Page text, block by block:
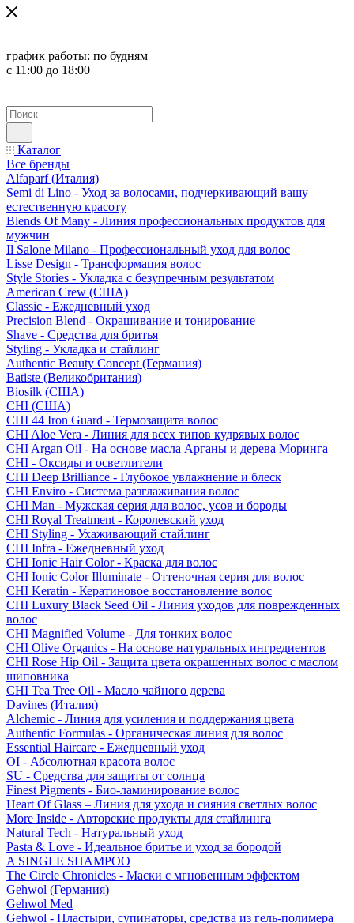
график работы: по будням
с 11:00 до 18:00
Каталог
Все бренды
Alfaparf (Италия)
Semi di Lino - Уход за волосами, подчеркивающий вашу
естественную красоту
Blends Of Many - Линия профессиональных продуктов для
мужчин
Il Salone Milano - Профессиональный уход для волос
Lisse Design - Трансформация волос
Style Stories - Укладка с безупречным результатом
American Crew (США)
Classic - Ежедневный уход
Precision Blend - Окрашивание и тонирование
Shave - Средства для бритья
Styling - Укладка и стайлинг
Authentic Beauty Concept (Германия)
Batiste (Великобритания)
Biosilk (США)
CHI (США)
CHI 44 Iron Guard - Термозащита волос
CHI Aloe Vera - Линия для всех типов кудрявых волос
CHI Argan Oil - На основе масла Арганы и дерева Моринга
CHI - Оксиды и осветлители
CHI Deep Brilliance - Глубокое увлажнение и блеск
CHI Enviro - Система разглаживания волос
CHI Man - Мужская серия для волос, усов и бороды
CHI Royal Treatment - Королевский уход
CHI Styling - Ухаживающий стайлинг
CHI Infra - Ежедневный уход
CHI Ionic Hair Color - Краска для волос
CHI Ionic Color Illuminate - Оттеночная серия для волос
CHI Keratin - Кератиновое восстановление волос
CHI Luxury Black Seed Oil - Линия уходов для поврежденных
волос
CHI Magnified Volume - Для тонких волос
CHI Olive Organics - На основе натуральных ингредиентов
CHI Rose Hip Oil - Защита цвета окрашенных волос с маслом
шиповника
CHI Tea Tree Oil - Масло чайного дерева
Davines (Италия)
Alchemic - Линия для усиления и поддержания цвета
Authentic Formulas - Органическая линия для волос
Essential Haircare - Eжедневный уход
OI - Абсолютная красота волос
SU - Средства для защиты от солнца
Finest Pigments - Био-ламинирование волос
Heart Of Glass – Линия для ухода и сияния светлых волос
More Inside - Авторские продукты для стайлинга
Natural Tech - Натуральный уход
Pasta & Love - Идеальное бритье и уход за бородой
A SINGLE SHAMPOO
The Circle Chronicles - Маски с мгновенным эффектом
Gehwol (Германия)
Gehwol Med
Gehwol - Пластыри, супинаторы, средства из гель-полимера